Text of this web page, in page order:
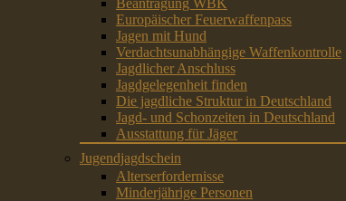
Beantragung WBK
Europäischer Feuerwaffenpass
Jagen mit Hund
Verdachtsunabhängige Waffenkontrolle
Jagdlicher Anschluss
Jagdgelegenheit finden
Die jagdliche Struktur in Deutschland
Jagd- und Schonzeiten in Deutschland
Ausstattung für Jäger
Jugendjagdschein
Alterserfordernisse
Minderjährige Personen